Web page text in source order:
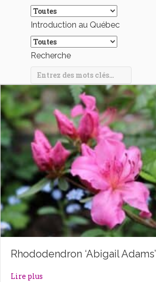
Introduction au Québec
Recherche
Rhododendron ‘Abigail Adams’
Lire plus